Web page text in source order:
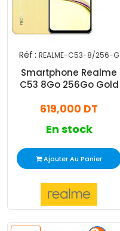
Réf : REALME-C53-8/256-G
Smartphone Realme
C53 8Go 256Go Gold
619,000 DT
En stock
Ajouter Au Panier